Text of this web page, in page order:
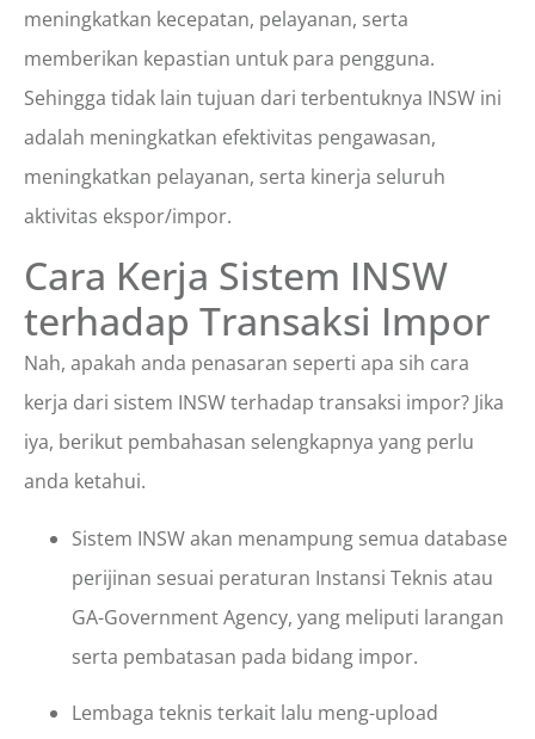
meningkatkan kecepatan, pelayanan, serta
memberikan kepastian untuk para pengguna.
Sehingga tidak lain tujuan dari terbentuknya INSW ini
adalah meningkatkan efektivitas pengawasan,
meningkatkan pelayanan, serta kinerja seluruh
aktivitas ekspor/impor.
Cara Kerja Sistem INSW
terhadap Transaksi Impor
Nah, apakah anda penasaran seperti apa sih cara
kerja dari sistem INSW terhadap transaksi impor? Jika
iya, berikut pembahasan selengkapnya yang perlu
anda ketahui.
Sistem INSW akan menampung semua database
perijinan sesuai peraturan Instansi Teknis atau
GA-Government Agency, yang meliputi larangan
serta pembatasan pada bidang impor.
Lembaga teknis terkait lalu meng-upload